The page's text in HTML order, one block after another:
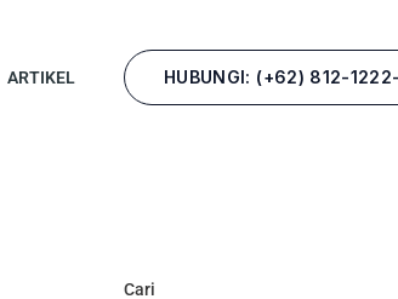
ARTIKEL HUBUNGI: (+62) 812-
Cari